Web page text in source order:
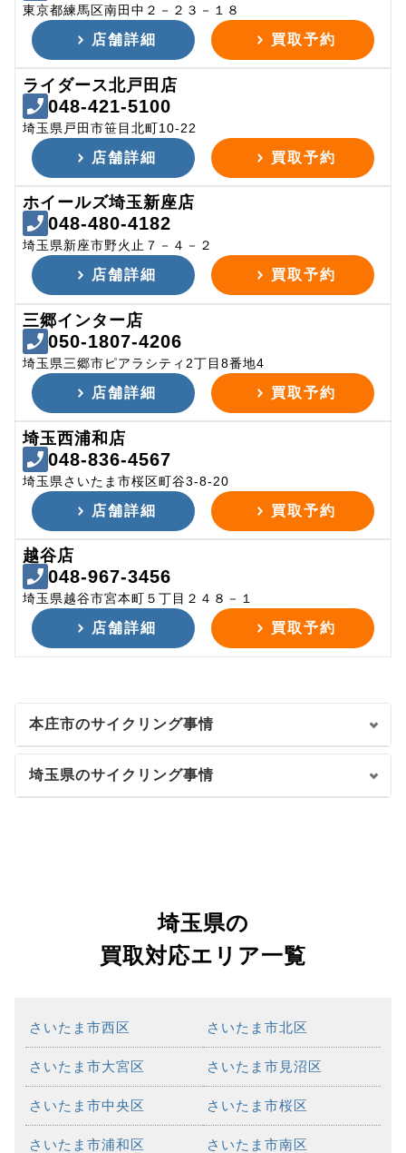
東京都練馬区南田中２－２３－１８
店舗詳細 買取予約
ライダース北戸田店
048-421-5100
埼玉県戸田市笹目北町10-22
店舗詳細 買取予約
ホイールズ埼玉新座店
048-480-4182
埼玉県新座市野火止７－４－２
店舗詳細 買取予約
三郷インター店
050-1807-4206
埼玉県三郷市ピアラシティ2丁目8番地4
店舗詳細 買取予約
埼玉西浦和店
048-836-4567
埼玉県さいたま市桜区町谷3-8-20
店舗詳細 買取予約
越谷店
048-967-3456
埼玉県越谷市宮本町５丁目２４８－１
店舗詳細 買取予約
本庄市のサイクリング事情
埼玉県のサイクリング事情
埼玉県の
買取対応エリア一覧
さいたま市西区 さいたま市北区
さいたま市大宮区 さいたま市見沼区
さいたま市中央区 さいたま市桜区
さいたま市浦和区 さいたま市南区